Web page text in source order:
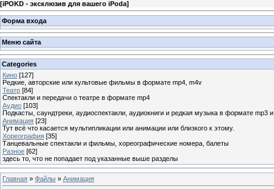
[iPOKD - эксклюзив для вашего iPoda]
Форма входа
Меню сайта
Categories
Кино [127]
Редкие, авторские или культовые фильмы в формате mp4, m4v
Театр [84]
Спектакли и передачи о театре в формате mp4
Аудио [103]
Подкасты, саундтреки, аудиоспектакли, аудиокниги и редкая музыка в формате mp3
Анимация [23]
Тут всё что касается мультипликации или анимации или близкого к этому.
Хореография [35]
Танцевальные спектакли и фильмы, хореографические номера, балеты
Разное [62]
здесь то, что не попадает под указанные выше разделы
Главная » Файлы » Анимация